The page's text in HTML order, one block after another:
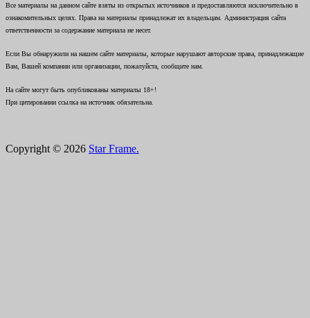
Все материалы на данном сайте взяты из открытых источников и предоставляются исключительно в
ознакомительных целях. Права на материалы принадлежат их владельцам. Администрация сайта
ответственности за содержание материала не несет.
Если Вы обнаружили на нашем сайте материалы, которые нарушают авторские права, принадлежащие
Вам, Вашей компании или организации, пожалуйста, сообщите нам.
На сайте могут быть опубликованы материалы 18+!
При цитировании ссылка на источник обязательна.
Copyright © 2026 Star Frame.